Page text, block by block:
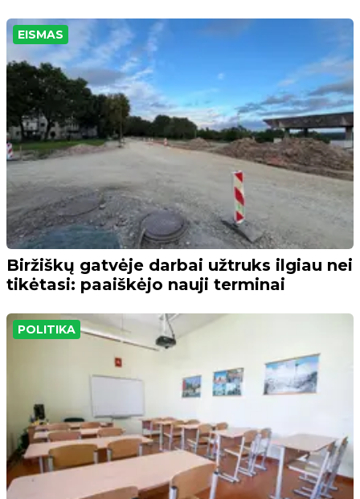
EISMAS
Biržiškų gatvėje darbai užtruks ilgiau nei
tikėtasi: paaiškėjo nauji terminai
POLITIKA